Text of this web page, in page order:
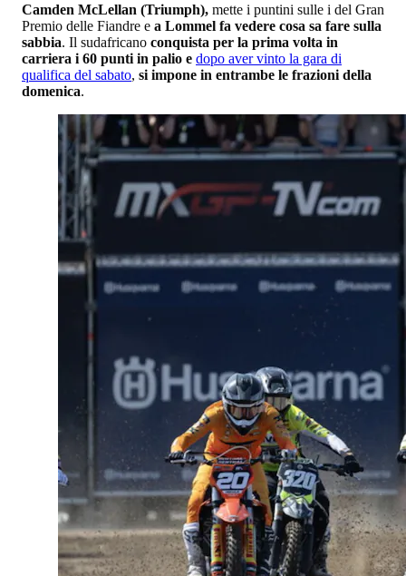
Camden McLellan (Triumph), mette i puntini sulle i del Gran
Premio delle Fiandre e a Lommel fa vedere cosa sa fare sulla
sabbia. Il sudafricano conquista per la prima volta in
carriera i 60 punti in palio e dopo aver vinto la gara di
qualifica del sabato, si impone in entrambe le frazioni della
domenica.